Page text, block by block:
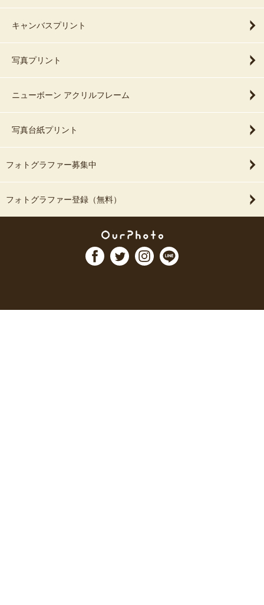
キャンバスプリント
写真プリント
ニューボーン アクリルフレーム
写真台紙プリント
フォトグラファー募集中
フォトグラファー登録（無料）